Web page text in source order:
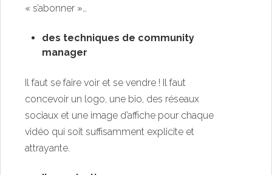
« s’abonner »…
des techniques de community
manager
Il faut se faire voir et se vendre ! Il faut
concevoir un logo, une bio, des réseaux
sociaux et une image d’affiche pour chaque
vidéo qui soit suffisamment explicite et
attrayante.